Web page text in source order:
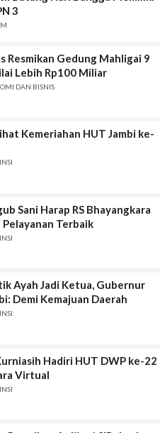
3
Resmikan Gedung Mahligai 9
Lebih Rp100 Miliar
DAN BISNIS
Kemeriahan HUT Jambi ke-
Sani Harap RS Bhayangkara
Pelayanan Terbaik
Ayah Jadi Ketua, Gubernur
Demi Kemajuan Daerah
Hadiri HUT DWP ke-22
Virtual